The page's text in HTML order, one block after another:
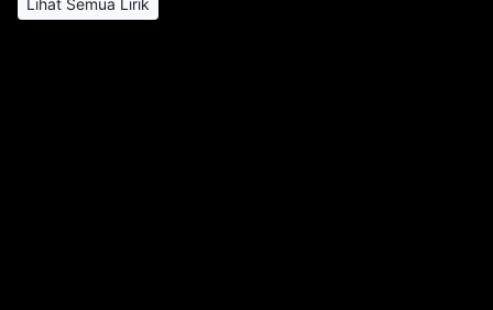
Lihat Semua Lirik